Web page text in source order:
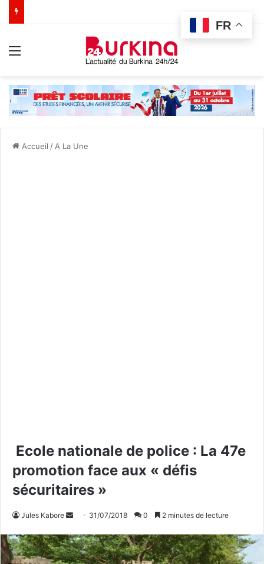
Accueil / A La Une
Ecole nationale de police : La 47e
promotion face aux « défis
sécuritaires »
Jules Kabore
v
o
31/07/2018 0 2 minutes de lecture
FR